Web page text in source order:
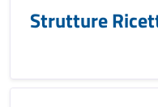
Strutture